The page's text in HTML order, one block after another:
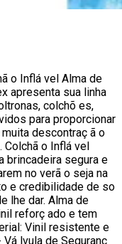
o Inflá vel Alma de
apresenta sua linha
colchõ es,
para proporcionar
descontraç ã o
Colchã o Inflá vel
brincadeira segura e
no verã o seja na
e credibilidade de so
lhe dar. Alma de
reforç ado e tem
Vinil resistente e
lvula de Seguranç